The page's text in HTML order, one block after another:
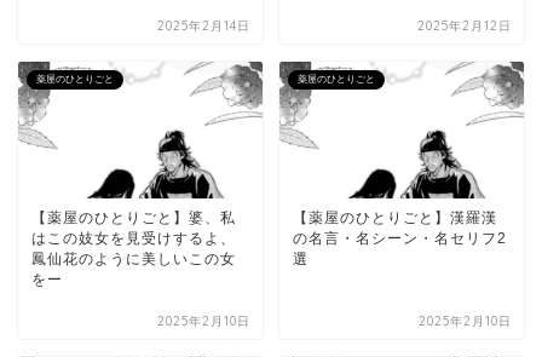
2025年2月14日 2025年2月12日
薬屋のひとりごと
【薬屋のひとりごと】婆、私
はこの妓女を見受けするよ、
鳳仙花のように美しいこの女
をー
2025年2月10日
薬屋のひとりごと
【薬屋のひとりごと】漢羅漢
の名言・名シーン・名セリフ2
選
2025年2月10日